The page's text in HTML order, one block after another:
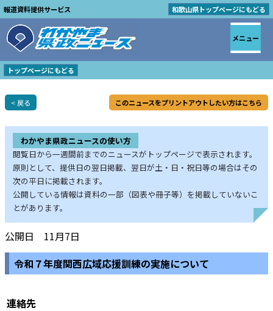
報道資料提供サービス 和歌山県トップページにもどる
トップページにもどる
< 戻る このニュースをプリントアウトしたい方はこちら
わかやま県政ニュースの使い方
閲覧日から一週間前までのニュースがトップページで表示されます。
原則として、提供日の翌日掲載、翌日が土・日・祝日等の場合はその
次の平日に掲載されます。
公開している情報は資料の一部（図表や冊子等）を掲載していないこ
とがあります。
公開日 11月7日
令和７年度関西広域応援訓練の実施について
連絡先
メニュー